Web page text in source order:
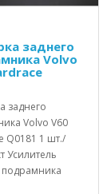
заднего
Volvo
заднего
Volvo V60
Q0181 1 шт./
Усилитель
подрамника